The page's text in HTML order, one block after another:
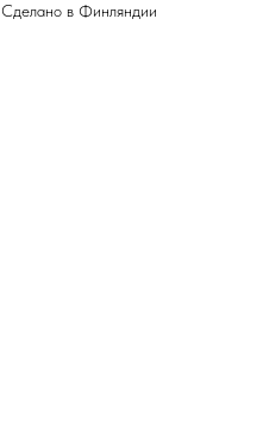
Сделано в Финляндии